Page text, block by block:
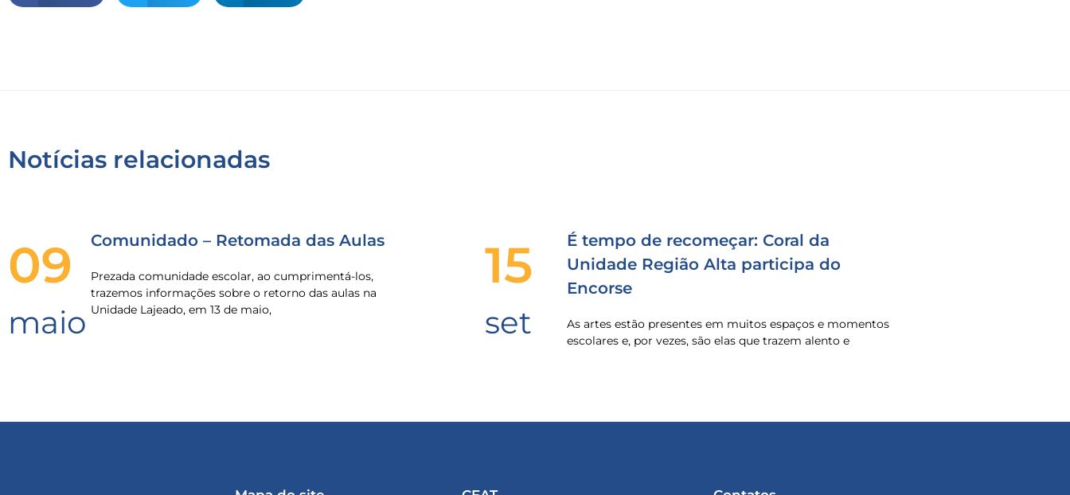
Notícias relacionadas
09
maio
Comunidado – Retomada das Aulas
Prezada comunidade escolar, ao cumprimentá-los,
trazemos informações sobre o retorno das aulas na
Unidade Lajeado, em 13 de maio,
15
set
É tempo de recomeçar: Coral da
Unidade Região Alta participa do
Encorse
As artes estão presentes em muitos espaços e momentos
escolares e, por vezes, são elas que trazem alento e